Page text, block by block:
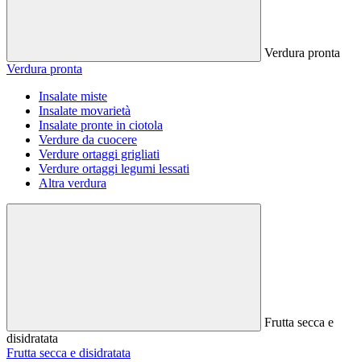
Verdura pronta
Verdura pronta
Insalate miste
Insalate movarietà
Insalate pronte in ciotola
Verdure da cuocere
Verdure ortaggi grigliati
Verdure ortaggi legumi lessati
Altra verdura
Frutta secca e
disidratata
Frutta secca e disidratata